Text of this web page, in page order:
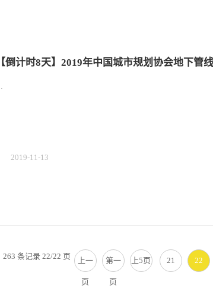
【倒计时8天】2019年中国城市规划协会地下管
2019-11-13
263 条记录 22/22 页 上一
页
第一
页
上5页 21 22